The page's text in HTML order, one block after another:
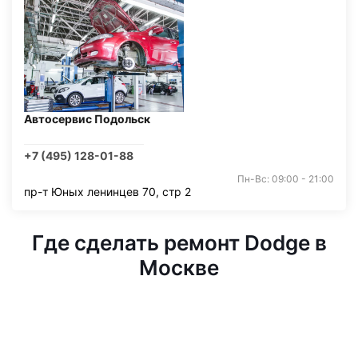
Автосервис Подольск
+7 (495) 128-01-88
Пн-Вс: 09:00 - 21:00
пр-т Юных ленинцев 70, стр 2
Где сделать ремонт Dodge в
Москве